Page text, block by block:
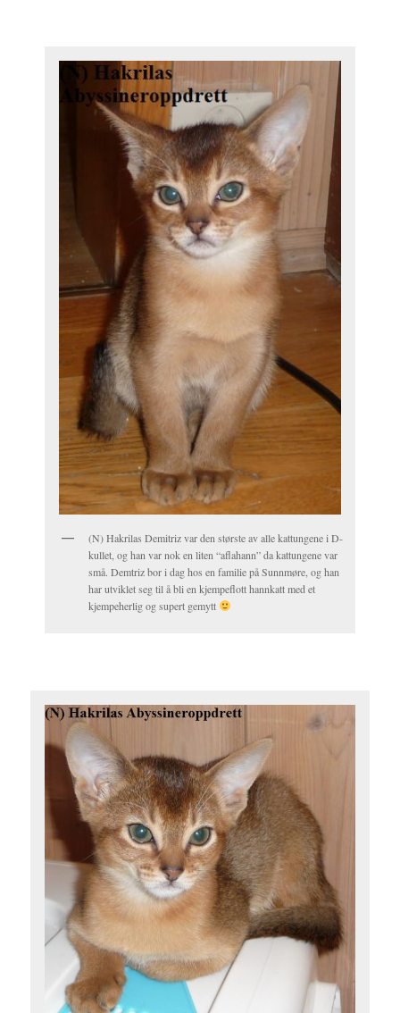
(N) Hakrilas Demitriz var den største av alle kattungene i D-
kullet, og han var nok en liten “aflahann” da kattungene var
små. Demtriz bor i dag hos en familie på Sunnmøre, og han
har utviklet seg til å bli en kjempeflott hannkatt med et
kjempeherlig og supert gemytt